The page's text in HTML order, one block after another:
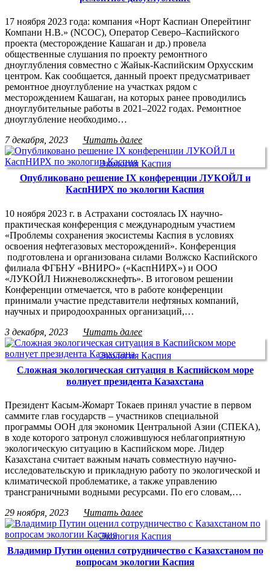
17 ноября 2023 года: компания «Норт Каспиан Оперейтинг
Компани Н.В.» (NCOC), Оператор Северо–Каспийского
проекта (месторождение Кашаган и др.) провела
общественные слушания по проекту ремонтного
дноуглубления совместно с Жайык-Каспийским Орхусским
центром. Как сообщается, данный проект предусматривает
ремонтное дноуглубление на участках рядом с
месторождением Кашаган, на которых ранее проводились
дноуглубительные работы в 2021–2022 годах. Ремонтное
дноуглубление необходимо…
7 декабря, 2023
Читать далее
Экология Каспия
Опубликовано решение IX конференции ЛУКОЙЛ и
КаспНИРХ по экологии Каспия
10 ноября 2023 г. в Астрахани состоялась IX научно-
практическая конференция с международным участием
«Проблемы сохранения экосистемы Каспия в условиях
освоения нефтегазовых месторождений». Конференция
подготовлена и организована силами Волжско Каспийского
филиала ФГБНУ «ВНИРО» («КаспНИРХ») и ООО
«ЛУКОЙЛ Нижневолжскнефть». В итоговом решении
Конференции отмечается, что в работе конференции
принимали участие представители нефтяных компаний,
научных и природоохранных организаций,…
3 декабря, 2023
Читать далее
Экология Каспия
Сложная экологическая ситуация в Каспийском море
волнует президента Казахстана
Президент Касым-Жомарт Токаев принял участие в первом
саммите глав государств – участников специальной
программы ООН для экономик Центральной Азии (СПЕКА),
в ходе которого затронул сложившуюся неблагоприятную
экологическую ситуацию в Каспийском море. Лидер
Казахстана считает важным начать совместную научно-
исследовательскую и прикладную работу по экологической и
климатической проблематике, а также управлению
трансграничными водными ресурсами. По его словам,…
29 ноября, 2023
Читать далее
Экология Каспия
Владимир Путин оценил сотрудничество с Казахстаном по
вопросам экологии Каспия